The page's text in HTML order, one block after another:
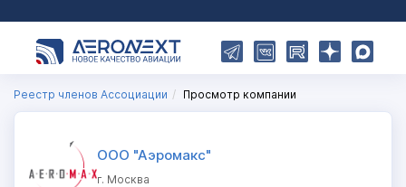
Реестр членов Ассоциации Просмотр компании
ООО "Аэромакс"
г. Москва